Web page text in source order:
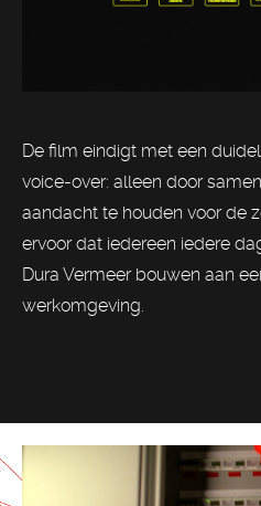
De film eindigt met een
voice-over: alleen door
aandacht te houden voor de
ervoor dat iedereen iedere
Dura Vermeer bouwen aan
werkomgeving.